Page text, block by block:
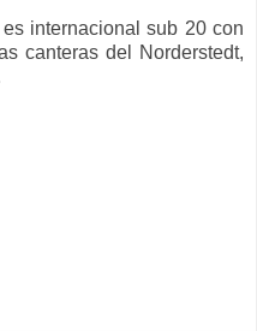
internacional sub 20 con
canteras del Norderstedt,